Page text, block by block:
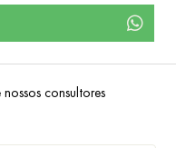
consultores